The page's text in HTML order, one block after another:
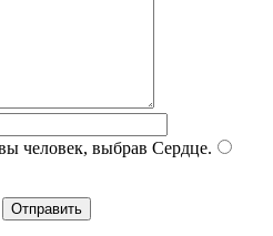
человек, выбрав Сердце.